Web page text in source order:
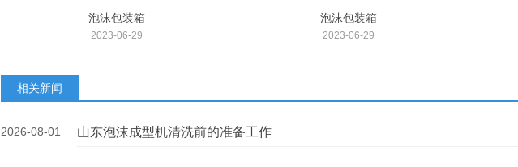
泡沫包装箱
2023-06-29
泡沫包装箱
2023-06-29
相关新闻
2026-08-01 山东泡沫成型机清洗前的准备工作